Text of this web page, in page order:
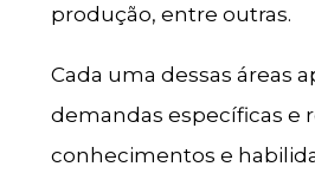
produção, entre outras.
Cada uma dessas áreas
demandas específicas e
conhecimentos e